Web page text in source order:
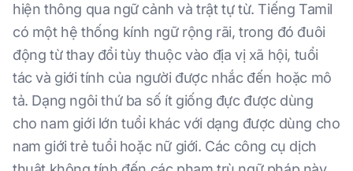
hiện thông qua ngữ cảnh và trật tự từ. Tiếng Tamil
có một hệ thống kính ngữ rộng rãi, trong đó đuôi
động từ thay đổi tùy thuộc vào địa vị xã hội, tuổi
tác và giới tính của người được nhắc đến hoặc mô
tả. Dạng ngôi thứ ba số ít giống đực được dùng
cho nam giới lớn tuổi khác với dạng được dùng cho
nam giới trẻ tuổi hoặc nữ giới. Các công cụ dịch